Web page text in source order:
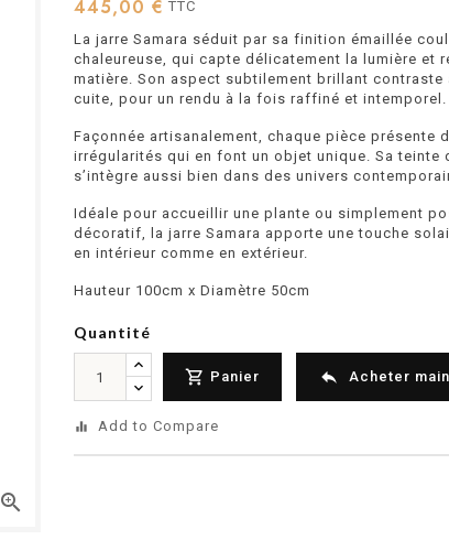

445,00 € TTC
La jarre Samara séduit par sa finition émaillée
chaleureuse, qui capte délicatement la lumière et
matière. Son aspect subtilement brillant contraste
cuite, pour un rendu à la fois raffiné et intemporel.
Façonnée artisanalement, chaque pièce présente
irrégularités qui en font un objet unique. Sa teinte
s’intègre aussi bien dans des univers
Idéale pour accueillir une plante ou simplement
décoratif, la jarre Samara apporte une touche
en intérieur comme en extérieur.
Hauteur 100cm x Diamètre 50cm
Quantité
 Panier  Acheter
equalizer Add to Compare